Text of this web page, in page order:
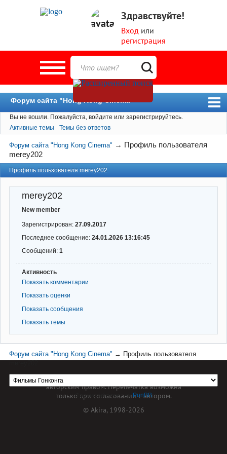
Здравствуйте!
Вход или
регистрация
Форум сайта "Hong Kong Cinema"
Форум
Новости
Пользователи
Поиск
Вы не вошли. Пожалуйста, войдите или зарегистрируйтесь.
Активные темы
Темы без ответов
Форум сайта "Hong Kong Cinema" → Профиль пользователя
merey202
Профиль пользователя merey202
merey202
New member
Зарегистрирован: 27.09.2017
Последнее сообщение: 24.01.2026 13:16:45
Сообщений: 1
Активность
Показать комментарии
Показать оценки
Показать сообщения
Показать темы
Форум сайта "Hong Kong Cinema" → Профиль пользователя
Форум работает наPunBB
Материал сайта hkcinema.ru защищен
авторским правом. Перепечатка возможна
только при согласовании с автором.
© Akira, 1998-2026